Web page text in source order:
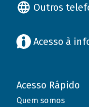
Outros
Acesso à
Acesso Rápido
Quem somos